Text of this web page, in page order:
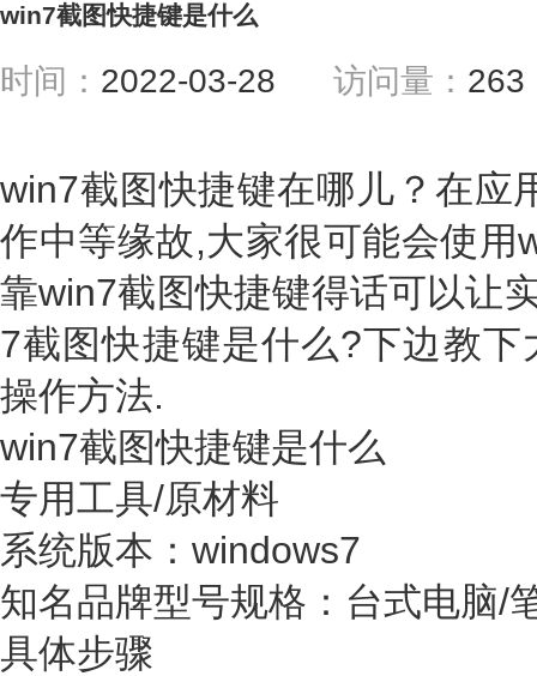
win7截图快捷键是什么
时间： 2022-03-28 访问量：
win7截图快捷键在哪儿？在应
作中等缘故,大家很可能会使用
靠win7截图快捷键得话可以让
7截图快捷键是什么?下边教
操作方法.
win7截图快捷键是什么
专用工具/原材料
系统版本：windows7
知名品牌型号规格：台式电脑/
具体步骤